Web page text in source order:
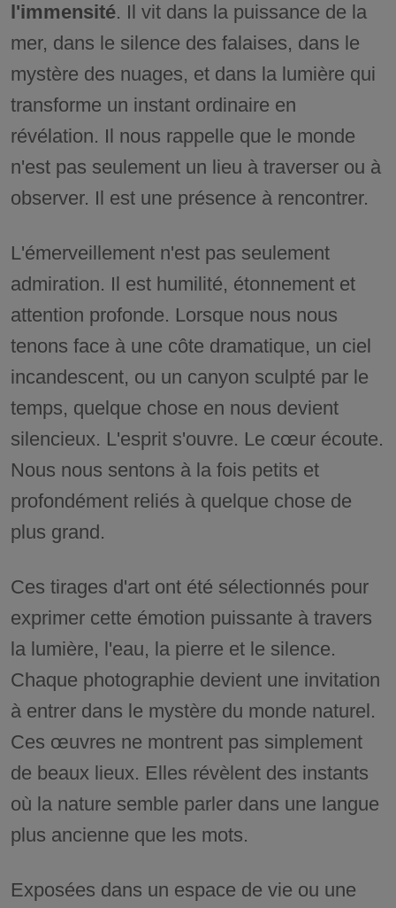
l'immensité. Il vit dans la puissance de la
mer, dans le silence des falaises, dans le
mystère des nuages, et dans la lumière qui
transforme un instant ordinaire en
révélation. Il nous rappelle que le monde
n'est pas seulement un lieu à traverser ou à
observer. Il est une présence à rencontrer.
L'émerveillement n'est pas seulement
admiration. Il est humilité, étonnement et
attention profonde. Lorsque nous nous
tenons face à une côte dramatique, un ciel
incandescent, ou un canyon sculpté par le
temps, quelque chose en nous devient
silencieux. L'esprit s'ouvre. Le cœur écoute.
Nous nous sentons à la fois petits et
profondément reliés à quelque chose de
plus grand.
Ces tirages d'art ont été sélectionnés pour
exprimer cette émotion puissante à travers
la lumière, l'eau, la pierre et le silence.
Chaque photographie devient une invitation
à entrer dans le mystère du monde naturel.
Ces œuvres ne montrent pas simplement
de beaux lieux. Elles révèlent des instants
où la nature semble parler dans une langue
plus ancienne que les mots.
Exposées dans un espace de vie ou une